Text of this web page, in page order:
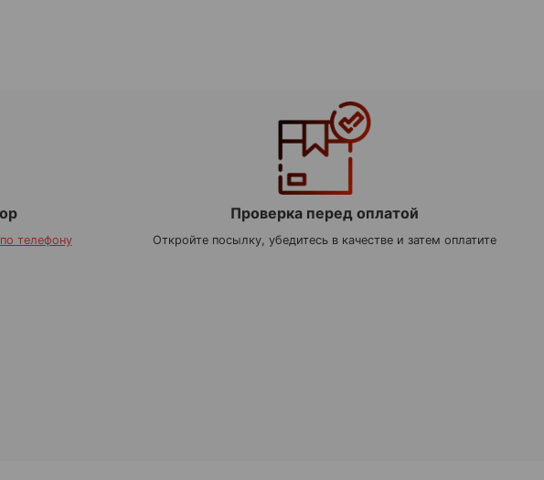
по телефону
Проверка перед оплатой
Откройте посылку, убедитесь в качестве и затем оплатите